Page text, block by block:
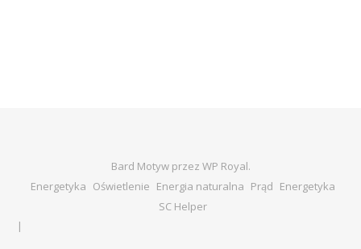
Bard Motyw przez WP Royal.
Energetyka Oświetlenie Energia naturalna Prąd Energetyka
SC Helper